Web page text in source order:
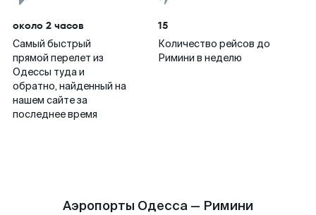
около 2 часов
Самый быстрый
прямой перелет из
Одессы туда и
обратно, найденный на
нашем сайте за
последнее время
15
Количество рейсов до
Римини в неделю
Аэропорты Одесса — Римини